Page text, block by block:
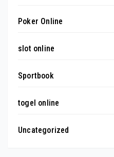
Poker Online
slot online
Sportbook
togel online
Uncategorized